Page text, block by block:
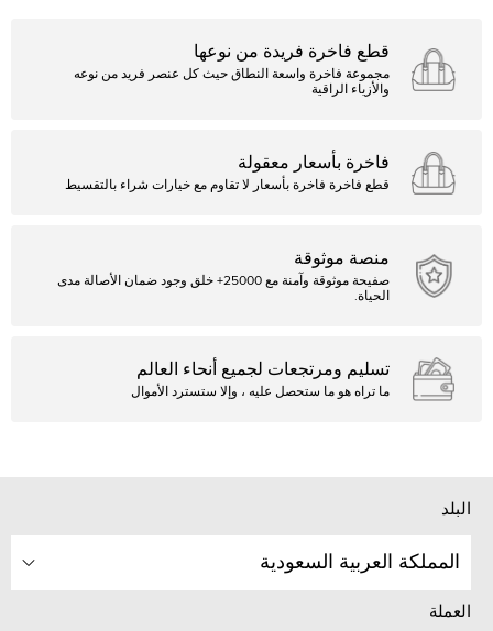
قطع فاخرة فريدة من نوعها
مجموعة فاخرة واسعة النطاق حيث كل عنصر فريد من نوعه
والأزياء الراقية
فاخرة بأسعار معقولة
قطع فاخرة فاخرة بأسعار لا تقاوم مع خيارات شراء بالتقسيط
منصة موثوقة
صفيحة موثوقة وآمنة مع 25000+ خلق وجود ضمان الأصالة مدى
الحياة.
تسليم ومرتجعات لجميع أنحاء العالم
ما تراه هو ما ستحصل عليه ، وإلا ستسترد الأموال
البلد
المملكة العربية السعودية
العملة